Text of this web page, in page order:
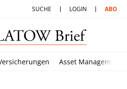
SUCHE LOGIN ABO
Asset Management